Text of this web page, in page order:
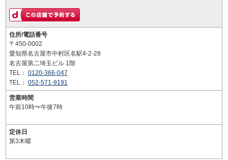
住所/電話番号
〒450-0002
愛知県名古屋市中村区名駅4-2-28
名古屋第二埼玉ビル 1階
TEL： 0120-366-047
TEL： 052-571-9191
営業時間
午前10時〜午後7時
定休日
第3木曜